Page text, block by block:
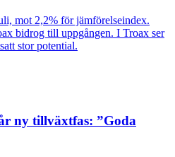
mot 2,2% för jämförelseindex.
bidrog till uppgången. I Troax ser
stor potential.
ny tillväxtfas: ”Goda